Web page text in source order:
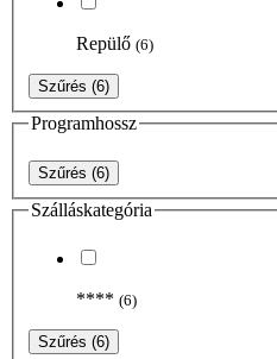
Repülő (6)
Szűrés (6)
Programhossz
Szűrés (6)
Szálláskategória
**** (6)
Szűrés (6)